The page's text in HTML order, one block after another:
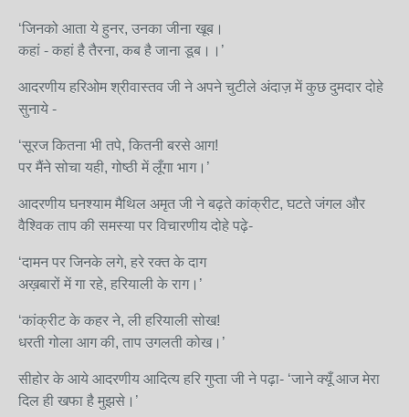
‘जिनको आता ये हुनर, उनका जीना खूब।
कहां - कहां है तैरना, कब है जाना डूब।।’
आदरणीय हरिओम श्रीवास्तव जी ने अपने चुटीले अंदाज़ में कुछ दुमदार दोहे
सुनाये -
‘सूरज कितना भी तपे, कितनी बरसे आग!
पर मैंने सोचा यही, गोष्ठी में लूँगा भाग।’
आदरणीय घनश्याम मैथिल अमृत जी ने बढ़ते कांक्रीट, घटते जंगल और
वैश्विक ताप की समस्या पर विचारणीय दोहे पढ़े-
‘दामन पर जिनके लगे, हरे रक्त के दाग
अख़बारों में गा रहे, हरियाली के राग।’
‘कांक्रीट के कहर ने, ली हरियाली सोख!
धरती गोला आग की, ताप उगलती कोख।’
सीहोर के आये आदरणीय आदित्य हरि गुप्ता जी ने पढ़ा- ‘जाने क्यूँ आज मेरा
दिल ही खफा है मुझसे।’